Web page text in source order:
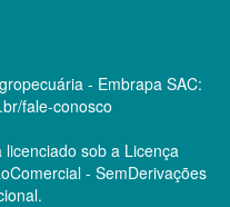
- Embrapa SAC:
fale-conosco
sob a Licença
- SemDerivações